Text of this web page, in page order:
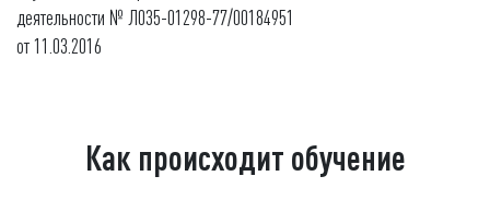
деятельности № Л035-01298-77/00184951
от 11.03.2016
Как происходит обучение